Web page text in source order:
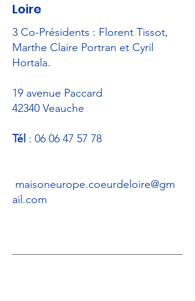
Loire
​3 Co-Présidents : Florent Tissot,
Marthe Claire Portran et Cyril
Hortala.
19 avenue Paccard
42340 Veauche
Tél : 06 06 47 57 78
maisoneurope.coeurdeloire@gm
ail.com